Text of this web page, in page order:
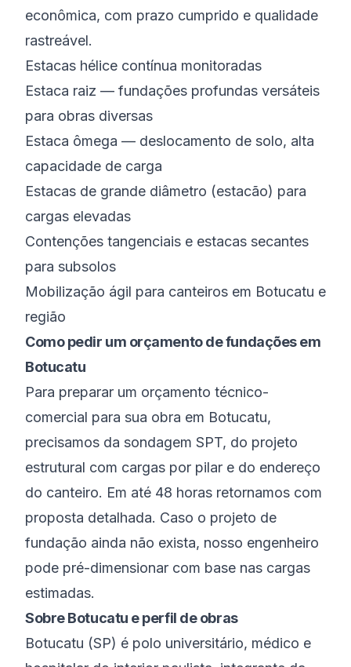
econômica, com prazo cumprido e qualidade
rastreável.
Estacas hélice contínua monitoradas
Estaca raiz — fundações profundas versáteis
para obras diversas
Estaca ômega — deslocamento de solo, alta
capacidade de carga
Estacas de grande diâmetro (estacão) para
cargas elevadas
Contenções tangenciais e estacas secantes
para subsolos
Mobilização ágil para canteiros em Botucatu e
região
Como pedir um orçamento de fundações em
Botucatu
Para preparar um orçamento técnico-
comercial para sua obra em Botucatu,
precisamos da sondagem SPT, do projeto
estrutural com cargas por pilar e do endereço
do canteiro. Em até 48 horas retornamos com
proposta detalhada. Caso o projeto de
fundação ainda não exista, nosso engenheiro
pode pré-dimensionar com base nas cargas
estimadas.
SobreBotucatu e perfil de obras
Botucatu (SP) é polo universitário, médico e